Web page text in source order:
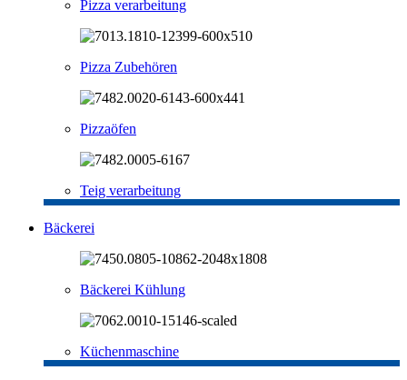
Pizza verarbeitung
Pizza Zubehören
Pizzaöfen
Teig verarbeitung
Bäckerei
Bäckerei Kühlung
Küchenmaschine